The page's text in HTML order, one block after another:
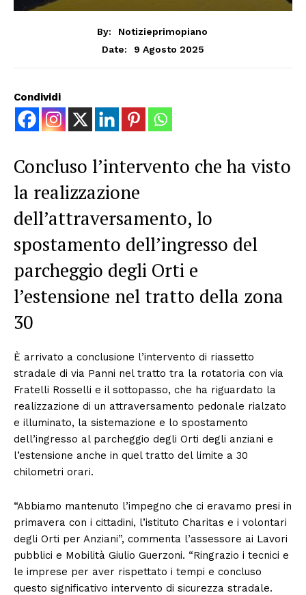
By:
Notizieprimopiano
Date:
9 Agosto 2025
Condividi
Concluso l’intervento che ha visto
la realizzazione
dell’attraversamento, lo
spostamento dell’ingresso del
parcheggio degli Orti e
l’estensione nel tratto della zona
30
È arrivato a conclusione l’intervento di riassetto
stradale di via Panni nel tratto tra la rotatoria con via
Fratelli Rosselli e il sottopasso, che ha riguardato la
realizzazione di un attraversamento pedonale rialzato
e illuminato, la sistemazione e lo spostamento
dell’ingresso al parcheggio degli Orti degli anziani e
l’estensione anche in quel tratto del limite a 30
chilometri orari.
“Abbiamo mantenuto l’impegno che ci eravamo presi in
primavera con i cittadini, l’istituto Charitas e i volontari
degli Orti per Anziani”, commenta l’assessore ai Lavori
pubblici e Mobilità Giulio Guerzoni. “Ringrazio i tecnici e
le imprese per aver rispettato i tempi e concluso
questo significativo intervento di sicurezza stradale.